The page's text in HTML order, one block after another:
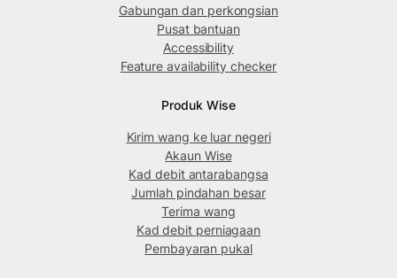
Gabungan dan perkongsian
Pusat bantuan
Accessibility
Feature availability checker
Produk Wise
Kirim wang ke luar negeri
Akaun Wise
Kad debit antarabangsa
Jumlah pindahan besar
Terima wang
Kad debit perniagaan
Pembayaran pukal